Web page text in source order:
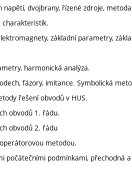
dvojbrany, řízené zdroje,
charakteristik.
základní parametry,
harmonická analýza.
fázory, imitance. Symbolická
řešení obvodů v HUS.
obvodů 1. řádu.
obvodů 2. řádu
metodou.
počátečními podmínkami, přechodná